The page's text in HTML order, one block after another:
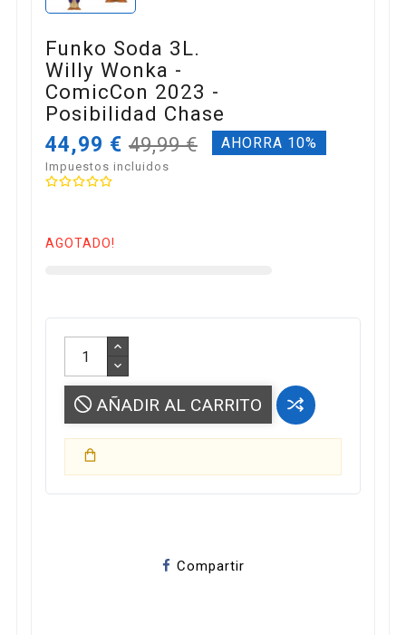
Funko Soda 3L.
Willy Wonka -
ComicCon 2023 -
Posibilidad Chase
44,99 € 49,99 € AHORRA 10%
Impuestos incluidos
AGOTADO!
AÑADIR AL CARRITO
Compartir